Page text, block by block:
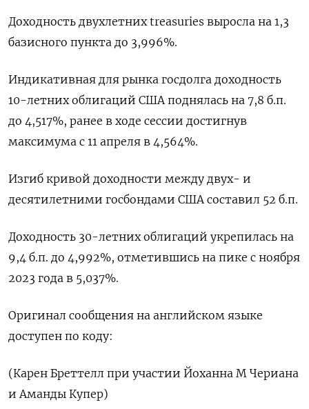
Доходность двухлетних treasuries выросла на 1,3
базисного пункта до 3,996%.
Индикативная для рынка госдолга доходность
10-летних облигаций США поднялась на 7,8 б.п.
до 4,517%, ранее в ходе сессии достигнув
максимума с 11 апреля в 4,564%.
Изгиб кривой доходности между двух- и
десятилетними госбондами США составил 52 б.п.
Доходность 30-летних облигаций укрепилась на
9,4 б.п. до 4,992%, отметившись на пике с ноября
2023 года в 5,037%.
Оригинал сообщения на английском языке
доступен по коду:
(Карен Бреттелл при участии Йоханна М Чериана
и Аманды Купер)